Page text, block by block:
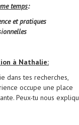
temps:
et pratiques
à Nathalie:
dans tes recherches,
occupe une place
Peux-tu nous